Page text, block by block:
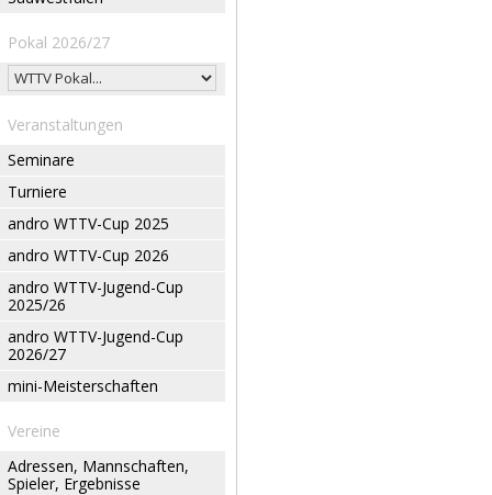
Pokal 2026/27
Veranstaltungen
Seminare
Turniere
andro WTTV-Cup 2025
andro WTTV-Cup 2026
andro WTTV-Jugend-Cup
2025/26
andro WTTV-Jugend-Cup
2026/27
mini-Meisterschaften
Vereine
Adressen, Mannschaften,
Spieler, Ergebnisse